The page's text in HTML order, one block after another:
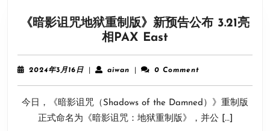
《暗影诅咒地狱重制版》新预告公布 3.21亮
相PAX East《暗
影
诅
狱
重
2024年3月16日2024
月
16
日
aiwanaiwan 0 Comment
今日，《暗影诅咒（Shadows of the Damned）》重制版
正式命名为《暗影诅咒：地狱重制版》，并公 […]